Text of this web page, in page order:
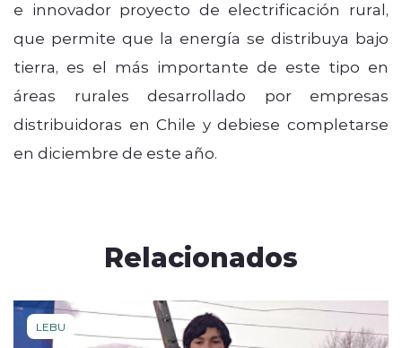
e innovador proyecto de electrificación rural,
que permite que la energía se distribuya bajo
tierra, es el más importante de este tipo en
áreas rurales desarrollado por empresas
distribuidoras en Chile y debiese completarse
en diciembre de este año.
Relacionados
LEBU